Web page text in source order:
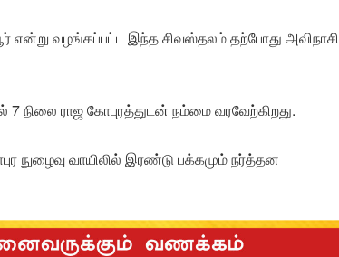
என்று வழங்கப்பட்ட இந்த சிவஸ்தலம் தற்போது அவிநாசி
7 நிலை ராஜ கோபுரத்துடன் நம்மை வரவேற்கிறது.
நுழைவு வாயிலில் இரண்டு பக்கமும் நர்த்தன